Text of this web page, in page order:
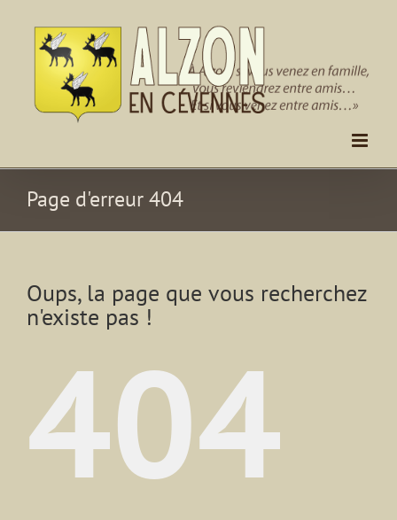
contenu
Page d'erreur 404
Oups, la page que vous recherchez
n'existe pas !
404